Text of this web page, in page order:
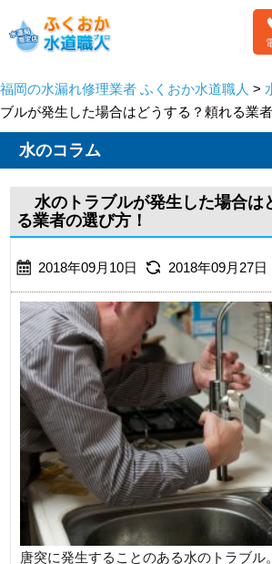
福岡の水漏れ修理業者 ふくおか水道職人 >
ブルが発生した場合はどうする？頼れる業
水のコラム
水のトラブルが発生した場合は
る業者の選び方！
2018年09月10日 2018年09月27日
唐突に発生することのある水のトラブル